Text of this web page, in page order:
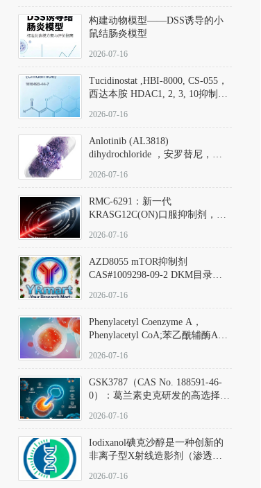
构建动物模型——DSS诱导的小
鼠结肠炎模型
2026-07-16
Tucidinostat ,HBI-8000, CS-055，
西达本胺 HDAC1, 2, 3, 10抑制剂
D808567) - DKM活性分子
2026-07-16
Anlotinib (AL3818)
dihydrochloride ，安罗替尼，
Hydrochloride实验方法步骤SOP
2026-07-16
RMC-6291：新一代
KRASG12C(ON)口服抑制剂，
(Elironrasib)CAS#2641998-63-0
2026-07-16
AZD8055 mTOR抑制剂
CAS#1009298-09-2 DKM目录号
激酶抑制剂的深度剖析
2026-07-16
Phenylacetyl Coenzyme A，
Phenylacetyl CoA;苯乙酰辅酶A
2026-07-16
GSK3787（CAS No. 188591-46-
0）：葛兰素史克研发的高选择
抗剂，被广泛视为研究PPARδ核
受体生理功能、信号通路验证及
靶点药理机制的金标准化学探
针。
2026-07-16
Iodixanol碘克沙醇是一种创新的
非离子型X射线造影剂（渗透压
在血管内给药时与血浆等渗的临
2026-07-16